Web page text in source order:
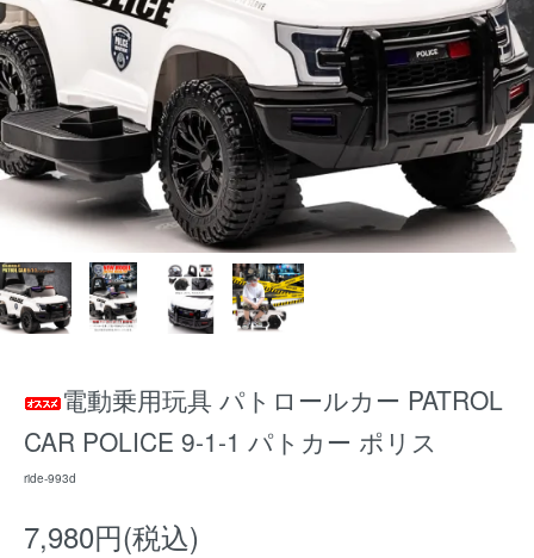
電動乗用玩具 パトロールカー PATROL
CAR POLICE 9-1-1 パトカー ポリス
ride-993d
7,980円(税込)